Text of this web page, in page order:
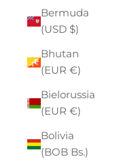
Bermuda
(USD $)
Bhutan
(EUR €)
Bielorussia
(EUR €)
Bolivia
(BOB Bs.)